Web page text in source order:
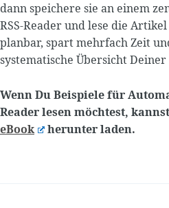
dann speichere sie an einem
RSS-Reader und lese die
planbar, spart mehrfach Zeit
systematische Übersicht
Wenn Du Beispiele für
Reader lesen möchtest,
eBook
herunter laden.